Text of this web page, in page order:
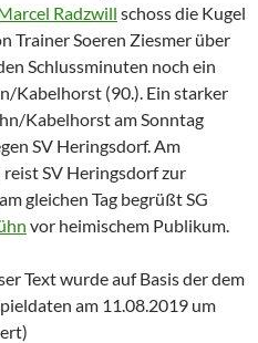
Radzwill schoss die Kugel
Trainer Soeren Ziesmer über
Schlussminuten noch ein
Kabelhorst (90.). Ein starker
Kabelhorst am Sonntag
SV Heringsdorf. Am
SV Heringsdorf zur
, am gleichen Tag begrüßt SG
vor heimischem Publikum.
Text wurde auf Basis der dem
am 11.08.2019 um